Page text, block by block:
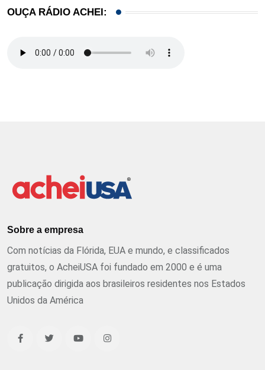
OUÇA RÁDIO ACHEI:
Sobre a empresa
Com notícias da Flórida, EUA e mundo, e classificados
gratuitos, o AcheiUSA foi fundado em 2000 e é uma
publicação dirigida aos brasileiros residentes nos Estados
Unidos da América